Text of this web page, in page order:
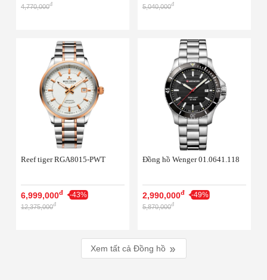
4,770,000đ 5,040,000đ
Reef tiger RGA8015-PWT
6,999,000đ -43%
12,375,000đ
Đồng hồ Wenger 01.0641.118
2,990,000đ -49%
5,870,000đ
Xem tất cả Đồng hồ